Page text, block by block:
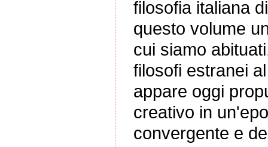
filosofia italiana
questo volume
cui siamo
filosofi estranei
appare oggi
creativo in
convergente e